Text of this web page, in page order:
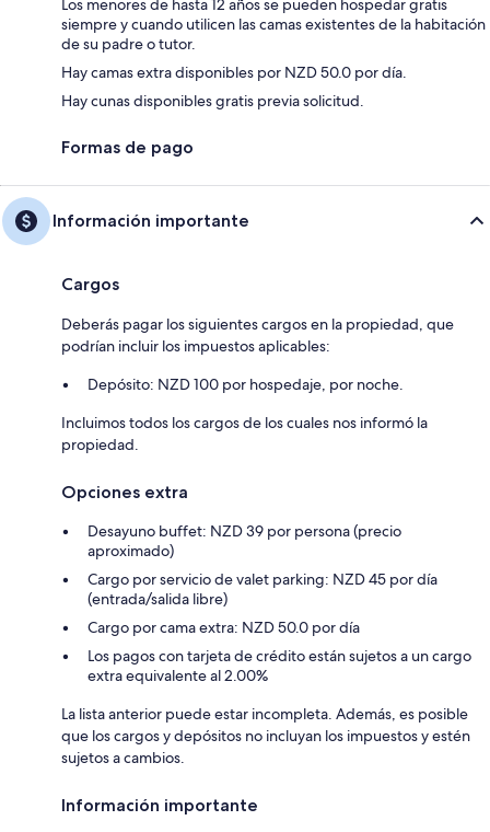
Los menores de hasta 12 años se pueden hospedar gratis
siempre y cuando utilicen las camas existentes de la habitación
de su padre o tutor.
Hay camas extra disponibles por NZD 50.0 por día.
Hay cunas disponibles gratis previa solicitud.
Formas de pago
Información importante
Cargos
Deberás pagar los siguientes cargos en la propiedad, que
podrían incluir los impuestos aplicables:
Depósito: NZD 100 por hospedaje, por noche.
Incluimos todos los cargos de los cuales nos informó la
propiedad.
Opciones extra
Desayuno buffet: NZD 39 por persona (precio
aproximado)
Cargo por servicio de valet parking: NZD 45 por día
(entrada/salida libre)
Cargo por cama extra: NZD 50.0 por día
Los pagos con tarjeta de crédito están sujetos a un cargo
extra equivalente al 2.00%
La lista anterior puede estar incompleta. Además, es posible
que los cargos y depósitos no incluyan los impuestos y estén
sujetos a cambios.
Información importante